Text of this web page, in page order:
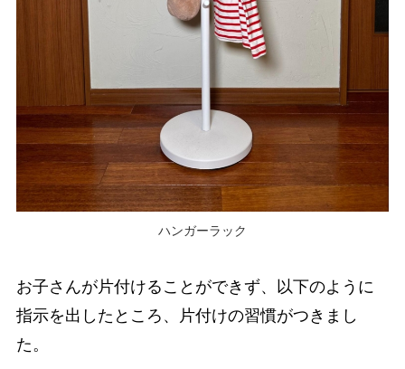
ハンガーラック
お子さんが片付けることができず、以下のように
指示を出したところ、片付けの習慣がつきまし
た。